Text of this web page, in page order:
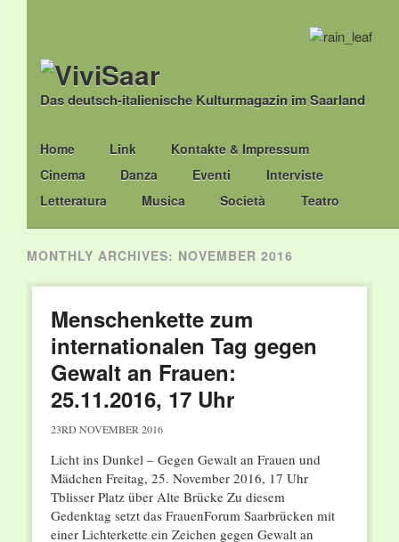
Das deutsch-italienische Kulturmagazin im Saarland
Main menu
Skip
to
content
Home Link
Kontakte & Impressum
Cinema
Danza Eventi
Interviste
Letteratura
Musica Società Teatro
MONTHLY ARCHIVES: NOVEMBER 2016
Menschenkette zum
internationalen Tag gegen
Gewalt an Frauen:
25.11.2016, 17 Uhr
23RD NOVEMBER 2016
Licht ins Dunkel – Gegen Gewalt an Frauen und
Mädchen Freitag, 25. November 2016, 17 Uhr
Tblisser Platz über Alte Brücke Zu diesem
Gedenktag setzt das FrauenForum Saarbrücken mit
einer Lichterkette ein Zeichen gegen Gewalt an